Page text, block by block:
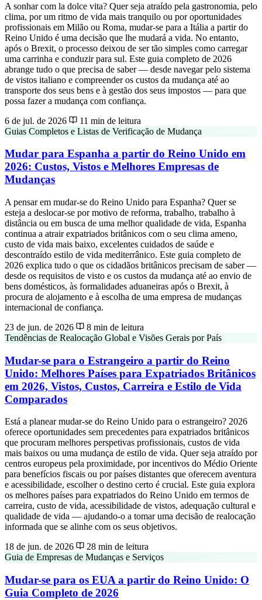
A sonhar com la dolce vita? Quer seja atraído pela gastronomia, pelo
clima, por um ritmo de vida mais tranquilo ou por oportunidades
profissionais em Milão ou Roma, mudar-se para a Itália a partir do
Reino Unido é uma decisão que lhe mudará a vida. No entanto,
após o Brexit, o processo deixou de ser tão simples como carregar
uma carrinha e conduzir para sul. Este guia completo de 2026
abrange tudo o que precisa de saber — desde navegar pelo sistema
de vistos italiano e compreender os custos da mudança até ao
transporte dos seus bens e à gestão dos seus impostos — para que
possa fazer a mudança com confiança.
6 de jul. de 2026
11 min de leitura
Guias Completos e Listas de Verificação de Mudança
Mudar para Espanha a partir do Reino Unido em
2026: Custos, Vistos e Melhores Empresas de
Mudanças
A pensar em mudar-se do Reino Unido para Espanha? Quer se
esteja a deslocar-se por motivo de reforma, trabalho, trabalho à
distância ou em busca de uma melhor qualidade de vida, Espanha
continua a atrair expatriados britânicos com o seu clima ameno,
custo de vida mais baixo, excelentes cuidados de saúde e
descontraído estilo de vida mediterrânico. Este guia completo de
2026 explica tudo o que os cidadãos britânicos precisam de saber —
desde os requisitos de visto e os custos da mudança até ao envio de
bens domésticos, às formalidades aduaneiras após o Brexit, à
procura de alojamento e à escolha de uma empresa de mudanças
internacional de confiança.
23 de jun. de 2026
8 min de leitura
Tendências de Realocação Global e Visões Gerais por País
Mudar-se para o Estrangeiro a partir do Reino
Unido: Melhores Países para Expatriados Britânicos
em 2026, Vistos, Custos, Carreira e Estilo de Vida
Comparados
Está a planear mudar-se do Reino Unido para o estrangeiro? 2026
oferece oportunidades sem precedentes para expatriados britânicos
que procuram melhores perspetivas profissionais, custos de vida
mais baixos ou uma mudança de estilo de vida. Quer seja atraído por
centros europeus pela proximidade, por incentivos do Médio Oriente
para benefícios fiscais ou por países distantes que oferecem aventura
e acessibilidade, escolher o destino certo é crucial. Este guia explora
os melhores países para expatriados do Reino Unido em termos de
carreira, custo de vida, acessibilidade de vistos, adequação cultural e
qualidade de vida — ajudando-o a tomar uma decisão de realocação
informada que se alinhe com os seus objetivos.
18 de jun. de 2026
28 min de leitura
Guia de Empresas de Mudanças e Serviços
Mudar-se para os EUA a partir do Reino Unido: O
Guia Completo de 2026